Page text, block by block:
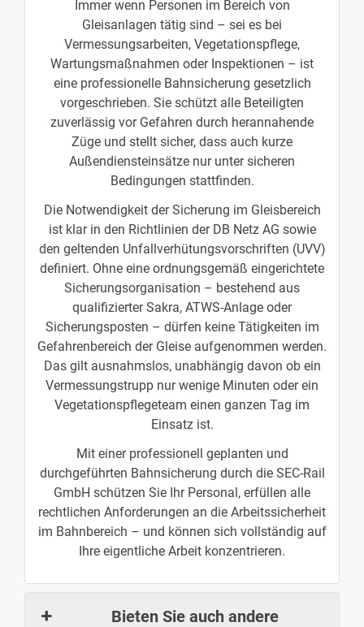
Immer wenn Personen im Bereich von
Gleisanlagen tätig sind – sei es bei
Vermessungsarbeiten, Vegetationspflege,
Wartungsmaßnahmen oder Inspektionen – ist
eine professionelle Bahnsicherung gesetzlich
vorgeschrieben. Sie schützt alle Beteiligten
zuverlässig vor Gefahren durch herannahende
Züge und stellt sicher, dass auch kurze
Außendiensteinsätze nur unter sicheren
Bedingungen stattfinden.
Die Notwendigkeit der Sicherung im Gleisbereich
ist klar in den Richtlinien der DB Netz AG sowie
den geltenden Unfallverhütungsvorschriften (UVV)
definiert. Ohne eine ordnungsgemäß eingerichtete
Sicherungsorganisation – bestehend aus
qualifizierter Sakra, ATWS-Anlage oder
Sicherungsposten – dürfen keine Tätigkeiten im
Gefahrenbereich der Gleise aufgenommen werden.
Das gilt ausnahmslos, unabhängig davon ob ein
Vermessungstrupp nur wenige Minuten oder ein
Vegetationspflegeteam einen ganzen Tag im
Einsatz ist.
Mit einer professionell geplanten und
durchgeführten Bahnsicherung durch die SEC-Rail
GmbH schützen Sie Ihr Personal, erfüllen alle
rechtlichen Anforderungen an die Arbeitssicherheit
im Bahnbereich – und können sich vollständig auf
Ihre eigentliche Arbeit konzentrieren.
Bieten Sie auch andere